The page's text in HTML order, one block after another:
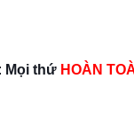
Mọi thứ HOÀN